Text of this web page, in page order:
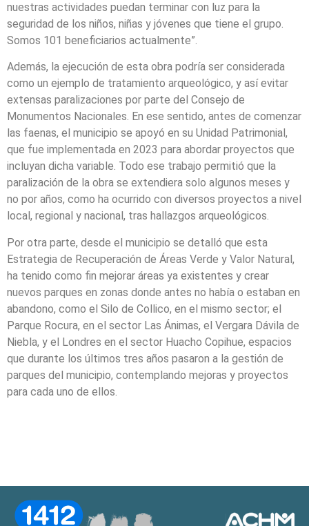
nuestras actividades puedan terminar con luz para la
seguridad de los niños, niñas y jóvenes que tiene el grupo.
Somos 101 beneficiarios actualmente”.
Además, la ejecución de esta obra podría ser considerada
como un ejemplo de tratamiento arqueológico, y así evitar
extensas paralizaciones por parte del Consejo de
Monumentos Nacionales. En ese sentido, antes de comenzar
las faenas, el municipio se apoyó en su Unidad Patrimonial,
que fue implementada en 2023 para abordar proyectos que
incluyan dicha variable. Todo ese trabajo permitió que la
paralización de la obra se extendiera solo algunos meses y
no por años, como ha ocurrido con diversos proyectos a nivel
local, regional y nacional, tras hallazgos arqueológicos.
Por otra parte, desde el municipio se detalló que esta
Estrategia de Recuperación de Áreas Verde y Valor Natural,
ha tenido como fin mejorar áreas ya existentes y crear
nuevos parques en zonas donde antes no había o estaban en
abandono, como el Silo de Collico, en el mismo sector; el
Parque Rocura, en el sector Las Ánimas, el Vergara Dávila de
Niebla, y el Londres en el sector Huacho Copihue, espacios
que durante los últimos tres años pasaron a la gestión de
parques del municipio, contemplando mejoras y proyectos
para cada uno de ellos.